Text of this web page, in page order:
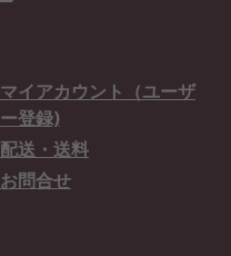
マイアカウント（ユーザ
ー登録)
配送・送料
お問合せ